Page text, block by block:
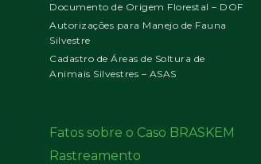
Documento de Origem Florestal – DOF
Autorizações para Manejo de Fauna
Silvestre
Cadastro de Áreas de Soltura de
Animais Silvestres – ASAS
Fatos sobre o Caso BRASKEM
Rastreamento